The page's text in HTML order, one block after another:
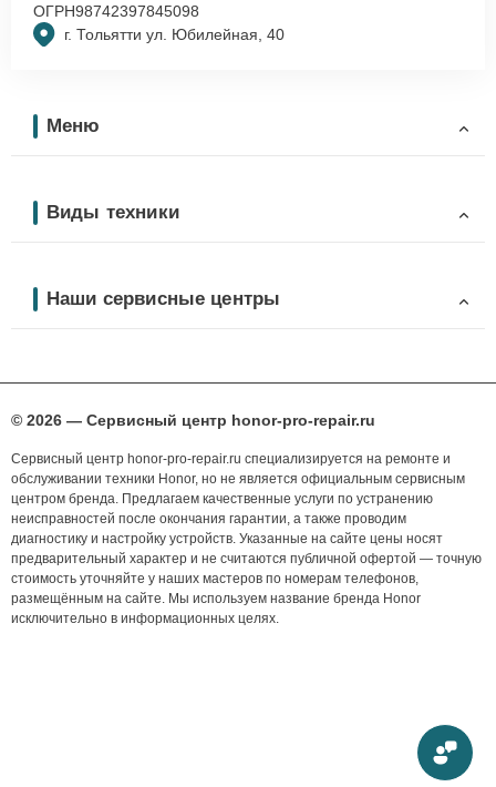
г. Тольятти ул. Юбилейная, 40
ОГРН98742397845098
Меню
Виды техники
Наши сервисные центры
© 2026 — Сервисный центр honor-pro-repair.ru
Сервисный центр honor-pro-repair.ru специализируется на ремонте и
обслуживании техники Honor, но не является официальным сервисным
центром бренда. Предлагаем качественные услуги по устранению
неисправностей после окончания гарантии, а также проводим
диагностику и настройку устройств. Указанные на сайте цены носят
предварительный характер и не считаются публичной офертой — точную
стоимость уточняйте у наших мастеров по номерам телефонов,
размещённым на сайте. Мы используем название бренда Honor
исключительно в информационных целях.